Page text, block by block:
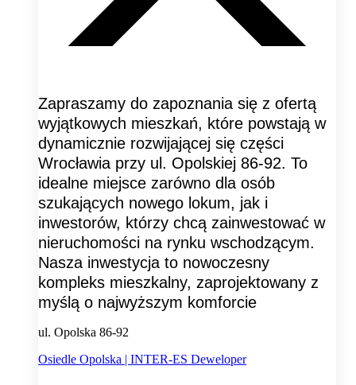
Zapraszamy do zapoznania się z ofertą
wyjątkowych mieszkań, które powstają w
dynamicznie rozwijającej się części
Wrocławia przy ul. Opolskiej 86-92. To
idealne miejsce zarówno dla osób
szukających nowego lokum, jak i
inwestorów, którzy chcą zainwestować w
nieruchomości na rynku wschodzącym.
Nasza inwestycja to nowoczesny
kompleks mieszkalny, zaprojektowany z
myślą o najwyższym komforcie
ul. Opolska 86-92
Osiedle Opolska | INTER-ES Deweloper